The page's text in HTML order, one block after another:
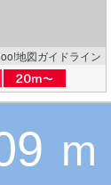
地図ガイドライン
m